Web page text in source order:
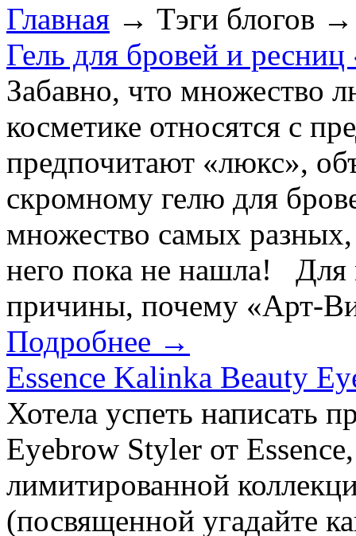
Главная → Тэги блогов →
Гель для бровей и
Забавно, что множество
косметике относятся с
предпочитают «люкс»,
скромному гелю для
множество самых
него пока не нашла! Для
причины, почему «Арт-
Подробнее →
Essence Kalinka Beauty
Хотела успеть написать
Eyebrow Styler от
лимитированной
(посвященной угадайте